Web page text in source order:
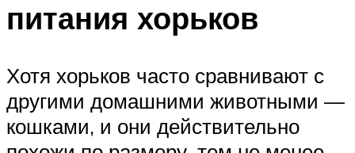
питания хорьков
Хотя хорьков часто сравнивают с
другими домашними животными —
кошками, и они действительно